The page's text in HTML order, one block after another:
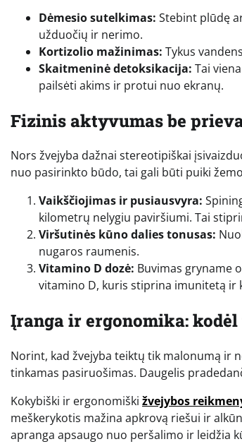
Dėmesio sutelkimas: Stebint plūdę
užduočių ir nerimo.
Kortizolio mažinimas: Tykus
Skaitmeninė detoksikacija: Tai
pailsėti akims ir protui nuo ekranų.
Fizinis aktyvumas be
Nors žvejyba dažnai stereotipiškai
nuo pasirinkto būdo, tai gali būti puiki
Vaikščiojimas ir pusiausvyra:
kilometrų nelygiu paviršiumi. Tai
Viršutinės kūno dalies tonusas:
nugaros raumenis.
Vitamino D dozė: Buvimas gryname
vitamino D, kuris stiprina imunitetą ir
Įranga ir ergonomika:
Norint, kad žvejyba teiktų tik malonumą ir
tinkamas pasiruošimas. Daugelis
Kokybiški ir ergonomiški žvejybos
meškerykotis mažina apkrovą riešui ir
apranga apsaugo nuo peršalimo ir leidžia